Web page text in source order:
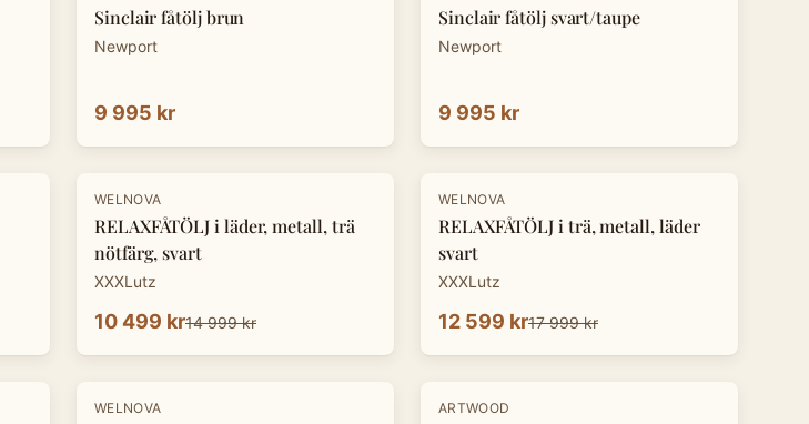
Sinclair fåtölj brun
Newport
9 995 kr
Sinclair fåtölj svart/taupe
Newport
9 995 kr
-30 %
WELNOVA
RELAXFÅTÖLJ i läder, metall, trä
nötfärg, svart
XXXLutz
10 499 kr14 999 kr
-30 %
WELNOVA
RELAXFÅTÖLJ i trä, metall, läder
svart
XXXLutz
12 599 kr17 999 kr
-30 %
WELNOVA ARTWOOD